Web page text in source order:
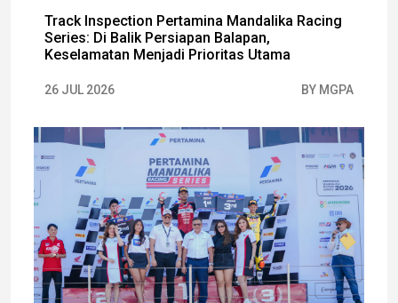
Track Inspection Pertamina Mandalika Racing
Series: Di Balik Persiapan Balapan,
Keselamatan Menjadi Prioritas Utama
26 JUL 2026 BY MGPA